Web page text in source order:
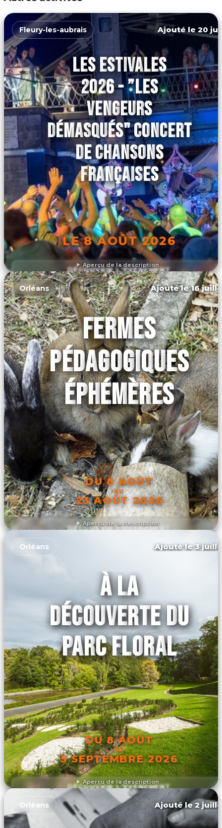
Aperçu de la description
Fleury-les-aubrais Ajouté le 20
LES ESTIVALES
2026 - ”LES
VENGEURS
DÉMASQUÉS" CONCERT
DE CHANSONS
FRANÇAISES
LE 8 AOÛT 2026
DÉCOUVRIR L'ÉVÉNEMENT
Aperçu de la description
Orléans Ajouté le 16
FERMES
PÉDAGOGIQUES
ÉPHÉMÈRES
DU 8 AOÛT
AU
23 AOÛT 2026
DÉCOUVRIR L'ÉVÉNEMENT
Aperçu de la description
Orléans Ajouté le 3
À LA
DÉCOUVERTE DU
PARC FLORAL
DU 8 AOÛT
AU
5 SEPTEMBRE 2026
DÉCOUVRIR L'ÉVÉNEMENT
Orléans Ajouté le 2